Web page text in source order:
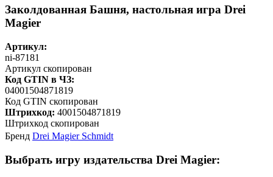
Заколдованная Башня, настольная игра Drei
Magier
Артикул:
ni-87181
Артикул скопирован
Код GTIN в ЧЗ:
04001504871819
Код GTIN скопирован
Штрихкод: 4001504871819
Штрихкод скопирован
Бренд Drei Magier Schmidt
Выбрать игру издательства Drei Magier: